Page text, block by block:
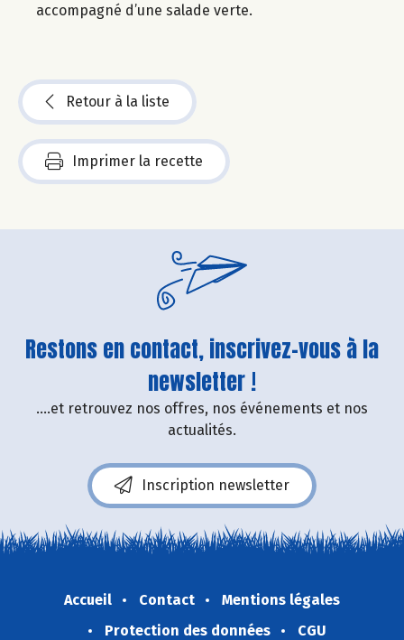
accompagné d’une salade verte.
Retour à la liste
Imprimer la recette
Restons en contact, inscrivez-vous à la
newsletter !
....et retrouvez nos offres, nos événements et nos
actualités.
Inscription newsletter
Accueil Contact
Mentions légales
Protection des données
CGU